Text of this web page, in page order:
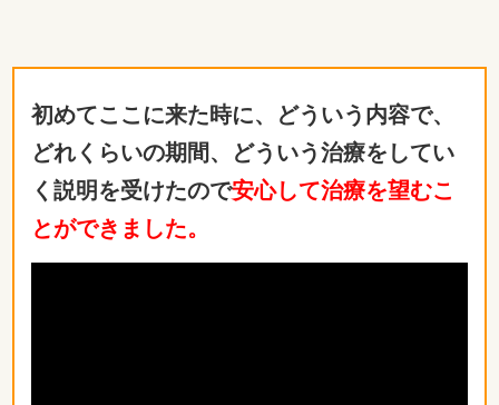
初めてここに来た時に、どういう内容で、
どれくらいの期間、どういう治療をしてい
く説明を受けたので安心して治療を望むこ
とができました。